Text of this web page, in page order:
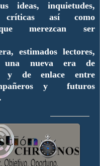
ideas, inquietudes,
críticas así como
merezcan ser
estimados lectores,
una nueva era de
y de enlace entre
y futuros